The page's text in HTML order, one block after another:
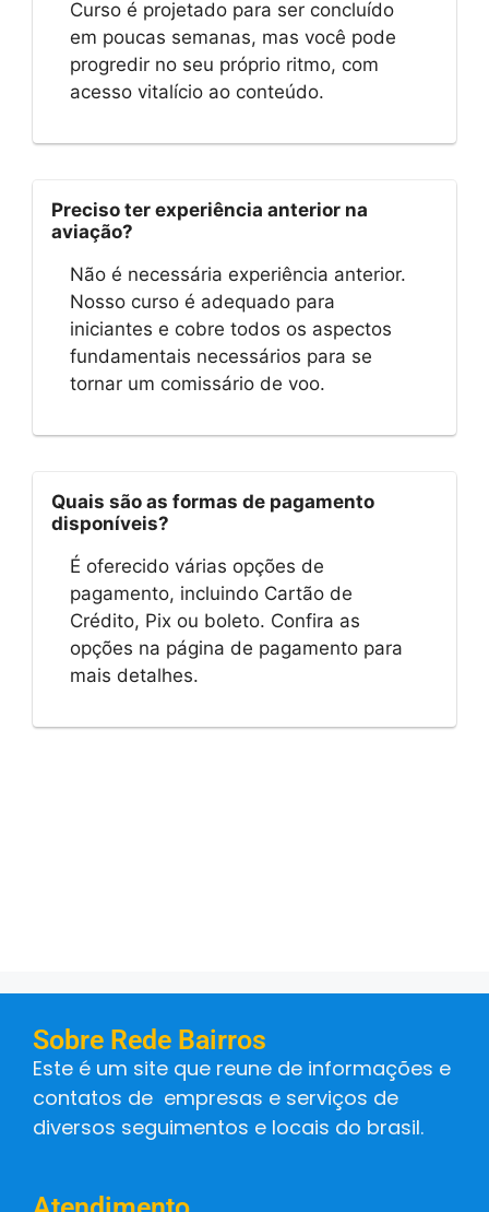
Curso é projetado para ser concluído
em poucas semanas, mas você pode
progredir no seu próprio ritmo, com
acesso vitalício ao conteúdo.
Preciso ter experiência anterior na
aviação?
Não é necessária experiência anterior.
Nosso curso é adequado para
iniciantes e cobre todos os aspectos
fundamentais necessários para se
tornar um comissário de voo.
Quais são as formas de pagamento
disponíveis?
É oferecido várias opções de
pagamento, incluindo Cartão de
Crédito, Pix ou boleto. Confira as
opções na página de pagamento para
mais detalhes.
Sobre Rede Bairros
Este é um site que reune de informações e
contatos de empresas e serviços de
diversos seguimentos e locais do brasil.